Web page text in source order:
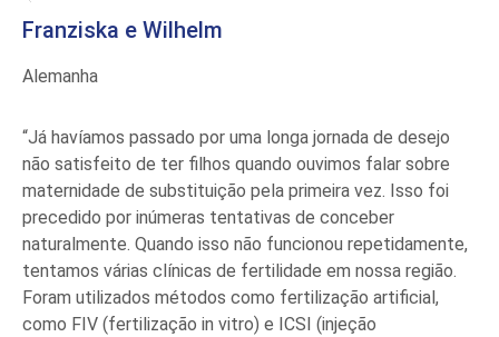
Franziska e Wilhelm
Alemanha
“Já havíamos passado por uma longa jornada de desejo
não satisfeito de ter filhos quando ouvimos falar sobre
maternidade de substituição pela primeira vez. Isso foi
precedido por inúmeras tentativas de conceber
naturalmente. Quando isso não funcionou repetidamente,
tentamos várias clínicas de fertilidade em nossa região.
Foram utilizados métodos como fertilização artificial,
como FIV (fertilização in vitro) e ICSI (injeção